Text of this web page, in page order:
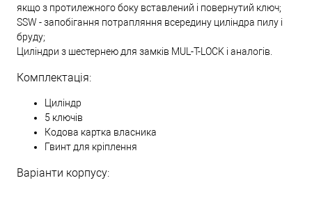
якщо з протилежного боку вставлений і повернутий ключ;
SSW - запобігання потрапляння всередину циліндра пилу і
бруду;
Циліндри з шестернею для замків MUL-T-LOCK і аналогів.
Комплектація:
Циліндр
5 ключів
Кодова картка власника
Гвинт для кріплення
Варіанти корпусу: